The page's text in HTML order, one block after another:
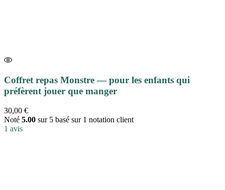
Coffret repas Monstre — pour les enfants qui
préfèrent jouer que manger
30,00 €
Noté 5.00 sur 5 basé sur 1 notation client
1 avis